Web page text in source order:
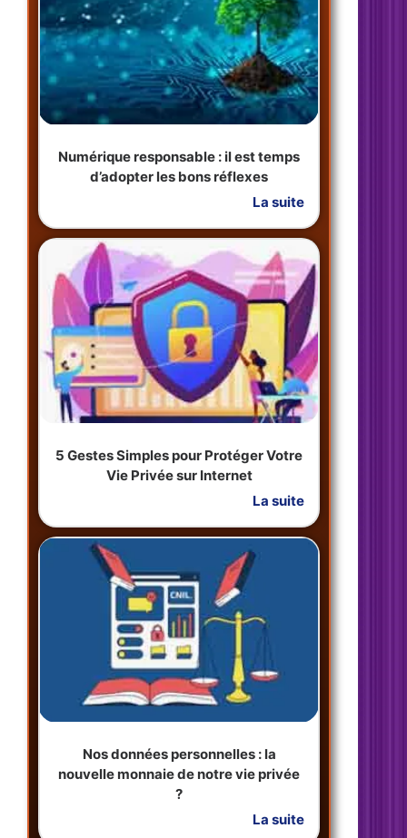
Numérique responsable : il est temps
d’adopter les bons réflexes
La suite
5 Gestes Simples pour Protéger Votre
Vie Privée sur Internet
La suite
Nos données personnelles : la
nouvelle monnaie de notre vie privée
?
La suite